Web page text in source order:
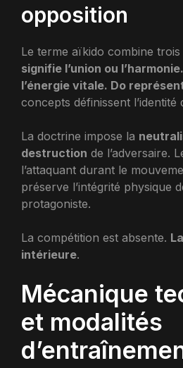
opposition
Le terme aïkido combine trois
signifie l’union ou
l’énergie vitale. Do
concepts définissent l’identité
La doctrine impose la
destruction de l’adversaire.
l’attaquant durant le
préserve l’intégrité physique
protagoniste.
La compétition est absente.
intérieure.
Mécanique
et modalités